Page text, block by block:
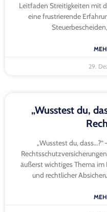
Leitfaden Streitigkeiten mit
eine frustrierende
29.
„Wusstest du,
„Wusstest du,
äußerst wichtiges Thema
und rechtlicher